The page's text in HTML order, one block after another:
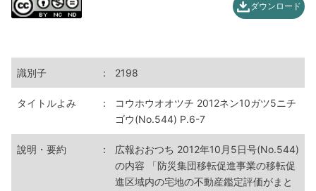
ダウンロード
識別子 ： 2198
タイトルよみ ：
コウホウオオツチ 2012ネン10ガツ5ニチ
ゴウ(No.544) P.6-7
說明・要約 ：
広報おおつち 2012年10月5日号(No.544)
の内容 「防災集団移転促進事業の移転促
進区域内の宅地の不動産鑑定評価がまと